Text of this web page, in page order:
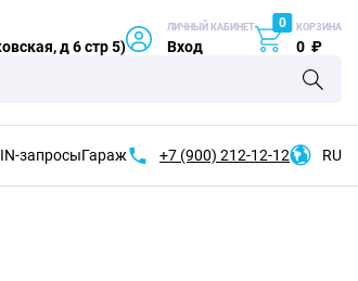
д 6 стр 5)
ЛИЧНЫЙ КАБИНЕТ
Вход
0 КОРЗИНА
0 ₽
запросыГараж +7 (900) 212-12-12 RU